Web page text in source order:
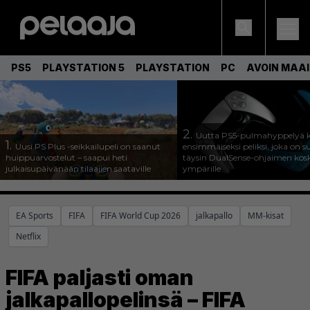
PS5 PLAYSTATION 5 PLAYSTATION PC AVOIN
1. Uusi PS Plus -seikkailupeli on saanut
huippuarvostelut – saapui heti
julkaisupäivänään tilaajien saataville
2. Uutta PS5-pulmahyppelyä
ensimmäiseksi peliksi, joka on
täysin DualSense-ohjaimen
ympärille
EA Sports FIFA FIFA World Cup 2026 jalkapallo
MM-kisat
Netflix
FIFA paljasti oman
jalkapallopelinsä – FIFA